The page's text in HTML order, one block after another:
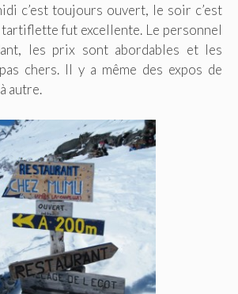
c’est toujours ouvert, le soir c’est
tartiflette fut excellente. Le personnel
les prix sont abordables et les
chers. Il y a même des expos de
autre.